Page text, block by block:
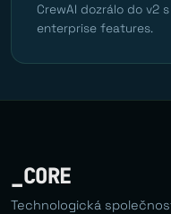
CrewAI dozrálo do v2
enterprise features.
_CORE
Technologická